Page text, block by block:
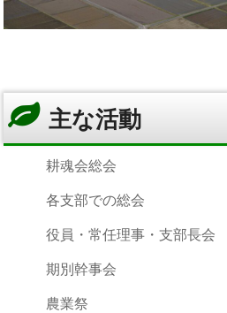
主な活動
耕魂会総会
各支部での総会
役員・常任理事・支部長会
期別幹事会
農業祭